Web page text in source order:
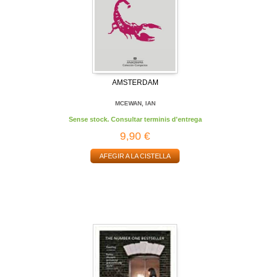
AMSTERDAM
MCEWAN, IAN
Sense stock. Consultar terminis d'entrega
9,90 €
AFEGIR A LA CISTELLA